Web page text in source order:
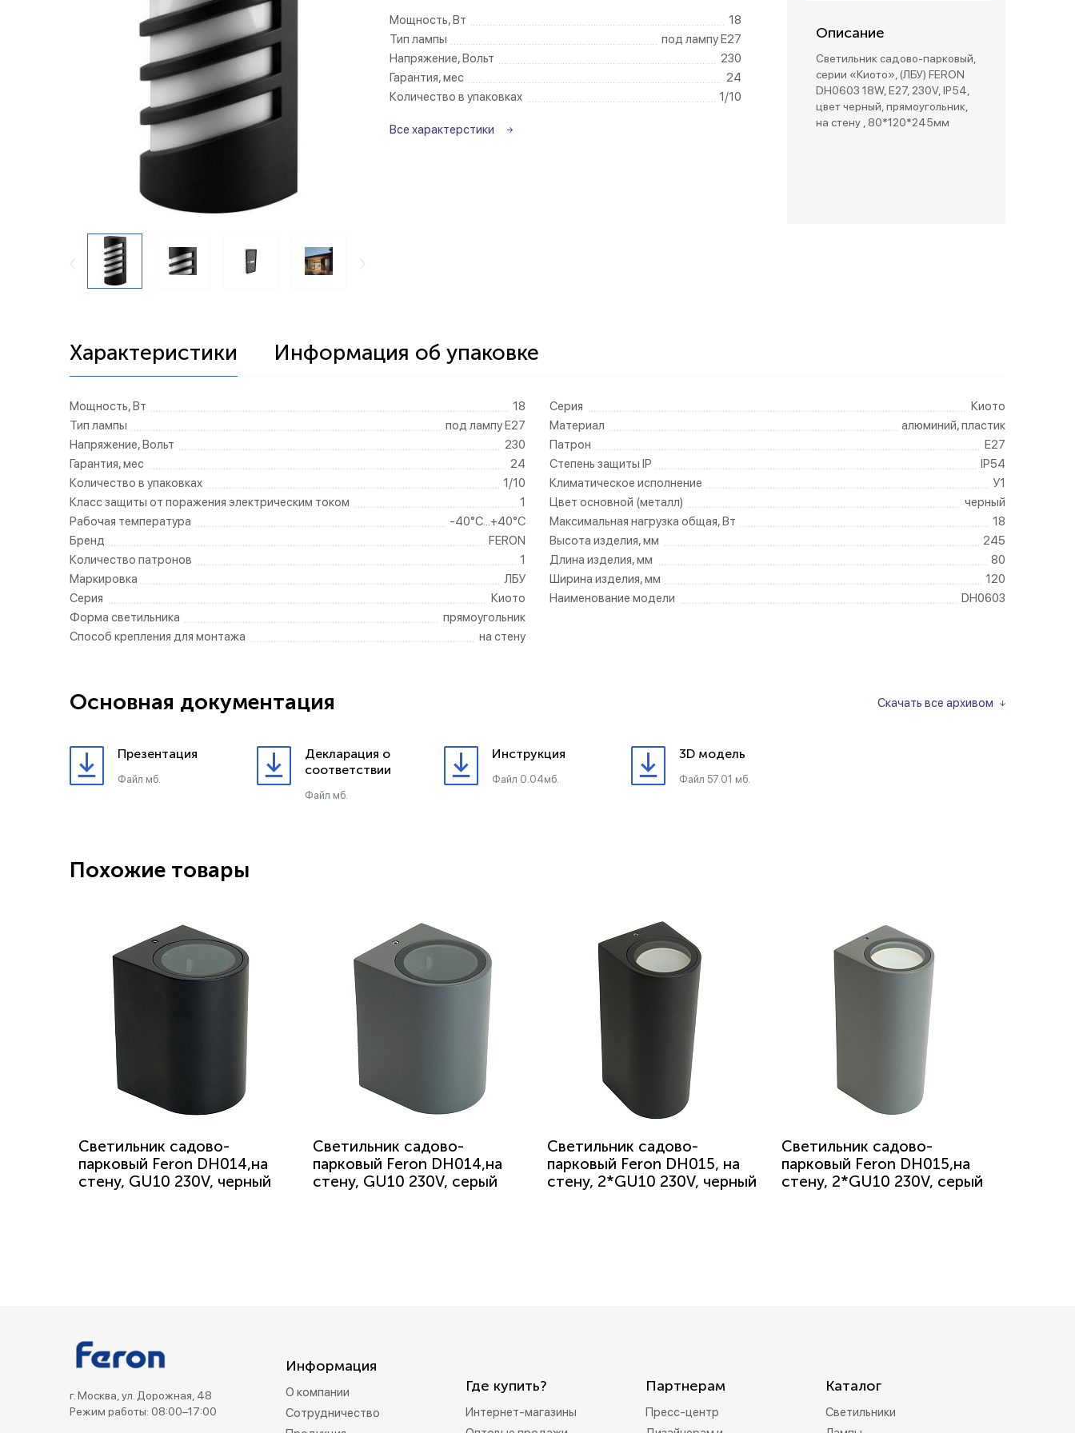
Беспроводные выключатели Беспроводные розетки
Контроллеры и реле 220в Розетки садово-парковые
Мощность, Вт
18
Тип лампы
под лампу Е27
Напряжение, Вольт
230
Гарантия, мес
24
Количество в упаковках
1/10
Все характерстики
Описание
Светильник садово-парковый,
серии «Киото», (ЛБУ) FERON
DH0603 18W, E27, 230V, IP54,
цвет черный, прямоугольник,
на стену , 80*120*245мм
Характеристики Информация об упаковке
Мощность, Вт
18
Тип лампы
под лампу Е27
Напряжение, Вольт
230
Гарантия, мес
24
Количество в упаковках
1/10
Класс защиты от поражения электрическим током
1
Рабочая температура
-40°C...+40°C
Бренд
FERON
Количество патронов
1
Маркировка
ЛБУ
Серия
Киото
Форма светильника
прямоугольник
Способ крепления для монтажа
на стену
Серия
Киото
Материал
алюминий, пластик
Патрон
E27
Степень защиты IP
IP54
Климатическое исполнение
У1
Цвет основной (металл)
черный
Максимальная нагрузка общая, Вт
18
Высота изделия, мм
245
Длина изделия, мм
80
Ширина изделия, мм
120
Наименование модели
DH0603
Скачать все архивом
Основная документация
Презентация
Файл мб.
Декларация о
соответствии
Файл мб.
Инструкция
Файл 0.04мб.
3D модель
Файл 57.01 мб.
Похожие товары
Светильник садово-
парковый Feron DH014,на
стену, GU10 230V, черный
Светильник садово-
парковый Feron DH014,на
стену, GU10 230V, серый
Светильник садово-
парковый Feron DH015, на
стену, 2*GU10 230V, черный
Светильник садово-
парковый Feron DH015,на
стену, 2*GU10 230V, серый
г. Москва, ул. Дорожная, 48
Режим работы: 08:00–17:00
Информация
О компании
Сотрудничество
Где купить?
Интернет-магазины
Партнерам
Пресс-центр
Каталог
Светильники